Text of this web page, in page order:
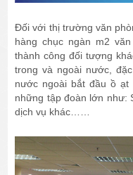
Đối với thị trường văn
hàng chục ngàn m2
thành công đối tượng
trong và ngoài nước,
nước ngoài bắt đầu ồ
những tập đoàn lớn như:
dịch vụ khác……